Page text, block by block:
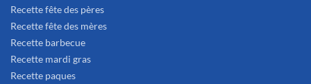
Recette fête des pères
Recette fête des mères
Recette barbecue
Recette mardi gras
Recette paques